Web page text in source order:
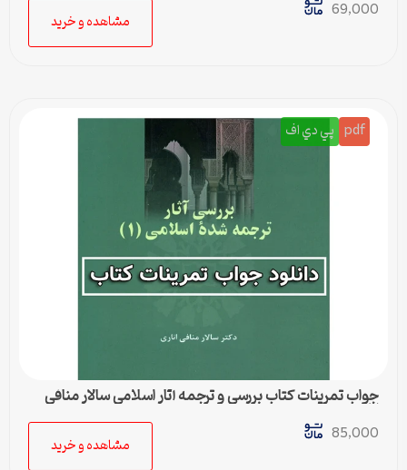
69,000
مشاهده و خرید
pdf پي دي اف
جواب تمرینات کتاب بررسی و ترجمه آثار اسلامی سالار منافی
اناری
85,000
مشاهده و خرید